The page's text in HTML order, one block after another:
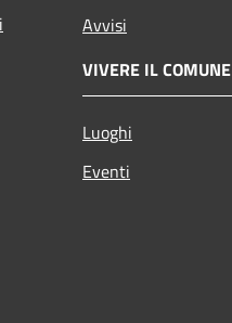
Avvisi
VIVERE IL COMUNE
Luoghi
Eventi